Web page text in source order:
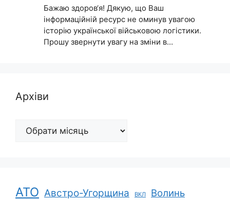
Бажаю здоров‘я! Дякую, що Ваш
інформаційній ресурс не оминув увагою
історію української військовою логістики.
Прошу звернути увагу на зміни в…
Архіви
Архіви
АТО Австро-Угорщина ВКЛ Волинь